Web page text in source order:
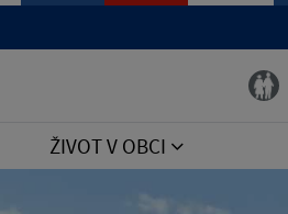
ŽIVOT V OBCI